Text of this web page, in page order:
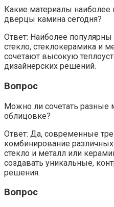
Какие материалы
дверцы камина сегодня?
Ответ: Наиболее
стекло, стеклокерамика и
сочетают высокую
дизайнерских решений.
Вопрос
Можно ли сочетать разные
облицовке?
Ответ: Да, современные
комбинирование
стекло и металл или
создавать уникальные,
решения.
Вопрос